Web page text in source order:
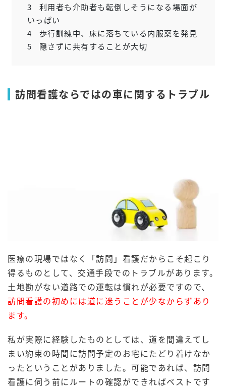
3
利用者も介助者も転倒しそうになる場面が
いっぱい
4
歩行訓練中、床に落ちている内服薬を発見
5
隠さずに共有することが大切
訪問看護ならではの車に関するトラブル
医療の現場ではなく「訪問」看護だからこそ起こり
得るものとして、交通手段でのトラブルがあります。
土地勘がない道路での運転は慣れが必要ですので、
訪問看護の初めには道に迷うことが少なからずあり
ます。
私が実際に経験したものとしては、道を間違えてし
まい約束の時間に訪問予定のお宅にたどり着けなか
ったということがありました。可能であれば、訪問
看護に伺う前にルートの確認ができればベストです